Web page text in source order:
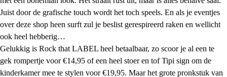
Juist door de grafische touch wordt het toch speels. En als je eventjes
over deze shop heen surft zul je beslist gerespireerd raken en wellicht
ook heel hebberig…
Gelukkig is Rock that LABEL heel betaalbaar, zo scoor je al een te
gek rompertje voor €14,95 of een heel stoer en tof Tipi sign om de
kinderkamer mee te stylen voor €19,95. Maar het grote pronkstuk van